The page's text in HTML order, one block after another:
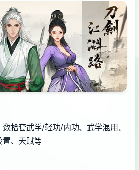
拾套武学/轻功/内功、武学混用、
置、天赋等